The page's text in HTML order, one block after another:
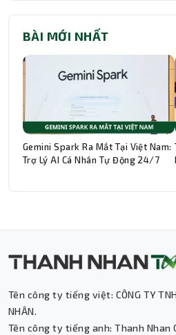
BÀI MỚI NHẤT
Gemini Spark Ra Mắt Tại Việt Nam:
Trợ Lý AI Cá Nhân Tự Động 24/7
Tên công ty tiếng việt: CÔNG TY
NHÂN.
Tên công ty tiếng anh: Thanh Nhan
Trợ lý AI • Phản hồi tức